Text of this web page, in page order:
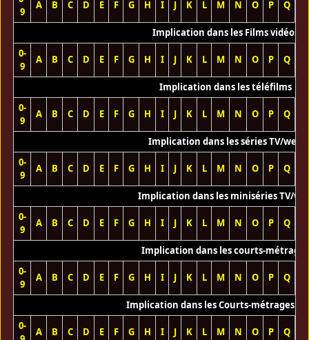
9
A B C D E F G H I J K L M N O P Q
Implication dans les Films vidéos
0-
9
A B C D E F G H I J K L M N O P Q
Implication dans les téléfilms
0-
9
A B C D E F G H I J K L M N O P Q
Implication dans les séries TV/web
0-
9
A B C D E F G H I J K L M N O P Q
Implication dans les miniséries TV/
0-
9
A B C D E F G H I J K L M N O P Q
Implication dans les courts-métrages
0-
9
A B C D E F G H I J K L M N O P Q
Implication dans les Courts-métrages
0-
A B C D E F G H I J K L M N O P Q